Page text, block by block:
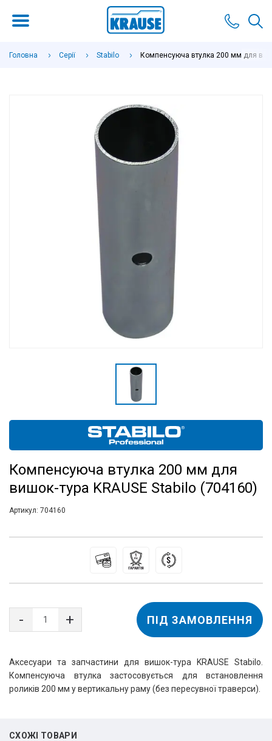
Головна Серії Stabilo Компенсуюча втулка 200 мм для
Компенсуюча втулка 200 мм для
вишок-тура KRAUSE Stabilo (704160)
Артикул: 704160
Аксесуари та запчастини для вишок-тура KRAUSE Stabilo.
Компенсуюча втулка застосовується для встановлення
роликів 200 мм у вертикальну раму (без пересувної траверси).
ПІД ЗАМОВЛЕННЯ
СХОЖІ ТОВАРИ